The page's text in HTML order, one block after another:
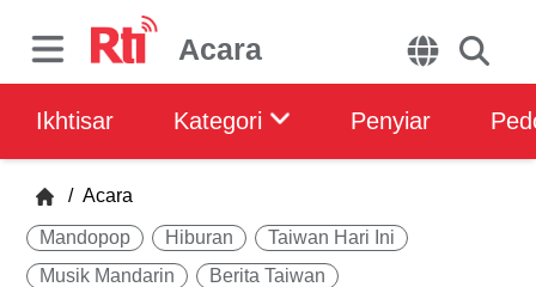
Acara
Ikhtisar Kategori Penyiar
/ Acara
Mandopop Hiburan
Taiwan Hari Ini
Musik Mandarin
Berita Taiwan